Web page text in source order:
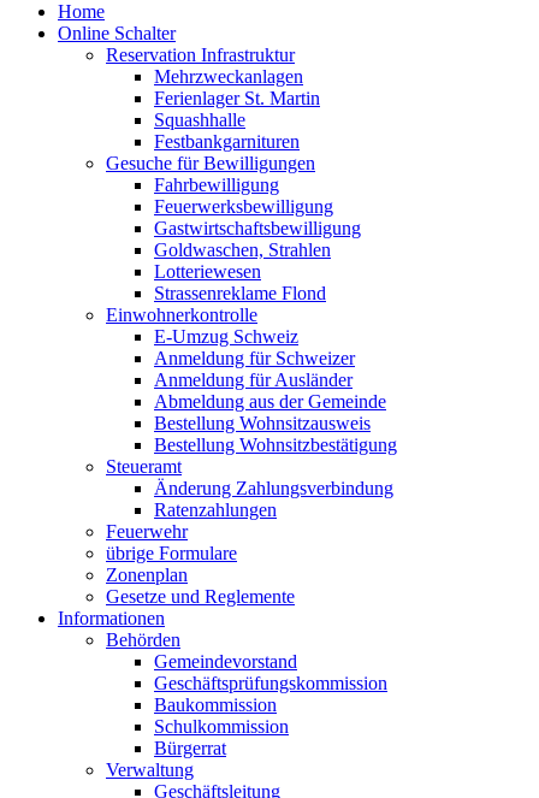
Home
Online Schalter
Reservation Infrastruktur
Mehrzweckanlagen
Ferienlager St. Martin
Squashhalle
Festbankgarnituren
Gesuche für Bewilligungen
Fahrbewilligung
Feuerwerksbewilligung
Gastwirtschaftsbewilligung
Goldwaschen, Strahlen
Lotteriewesen
Strassenreklame Flond
Einwohnerkontrolle
E-Umzug Schweiz
Anmeldung für Schweizer
Anmeldung für Ausländer
Abmeldung aus der Gemeinde
Bestellung Wohnsitzausweis
Bestellung Wohnsitzbestätigung
Steueramt
Änderung Zahlungsverbindung
Ratenzahlungen
Feuerwehr
übrige Formulare
Zonenplan
Gesetze und Reglemente
Informationen
Behörden
Gemeindevorstand
Geschäftsprüfungskommission
Baukommission
Schulkommission
Bürgerrat
Verwaltung
Geschäftsleitung